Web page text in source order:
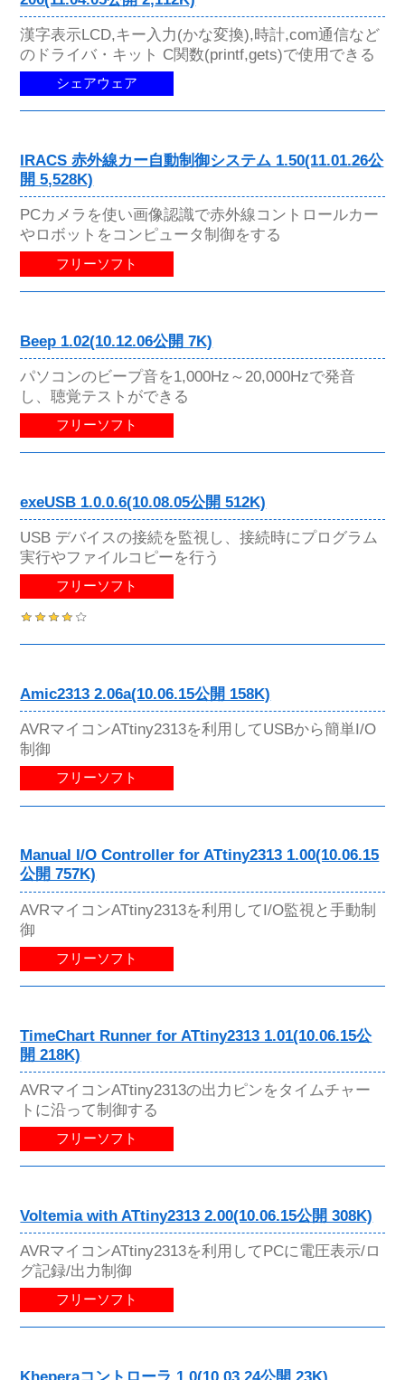
漢字表示LCD,キー入力(かな変換),時計,com通信など
のドライバ・キット C関数(printf,gets)で使用できる
シェアウェア
IRACS 赤外線カー自動制御システム 1.50(11.01.26公
開 5,528K)
PCカメラを使い画像認識で赤外線コントロールカー
やロボットをコンピュータ制御をする
フリーソフト
Beep 1.02(10.12.06公開 7K)
パソコンのビープ音を1,000Hz～20,000Hzで発音
し、聴覚テストができる
フリーソフト
exeUSB 1.0.0.6(10.08.05公開 512K)
USB デバイスの接続を監視し、接続時にプログラム
実行やファイルコピーを行う
フリーソフト
Amic2313 2.06a(10.06.15公開 158K)
AVRマイコンATtiny2313を利用してUSBから簡単I/O
制御
フリーソフト
Manual I/O Controller for ATtiny2313 1.00(10.06.15
公開 757K)
AVRマイコンATtiny2313を利用してI/O監視と手動制
御
フリーソフト
TimeChart Runner for ATtiny2313 1.01(10.06.15公
開 218K)
AVRマイコンATtiny2313の出力ピンをタイムチャー
トに沿って制御する
フリーソフト
Voltemia with ATtiny2313 2.00(10.06.15公開 308K)
AVRマイコンATtiny2313を利用してPCに電圧表示/ロ
グ記録/出力制御
フリーソフト